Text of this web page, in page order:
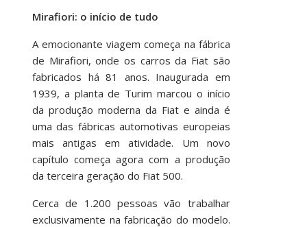
Mirafiori: o início de tudo
A emocionante viagem começa na fábrica
de Mirafiori, onde os carros da Fiat são
fabricados há 81 anos. Inaugurada em
1939, a planta de Turim marcou o início
da produção moderna da Fiat e ainda é
uma das fábricas automotivas europeias
mais antigas em atividade. Um novo
capítulo começa agora com a produção
da terceira geração do Fiat 500.
Cerca de 1.200 pessoas vão trabalhar
exclusivamente na fabricação do modelo.